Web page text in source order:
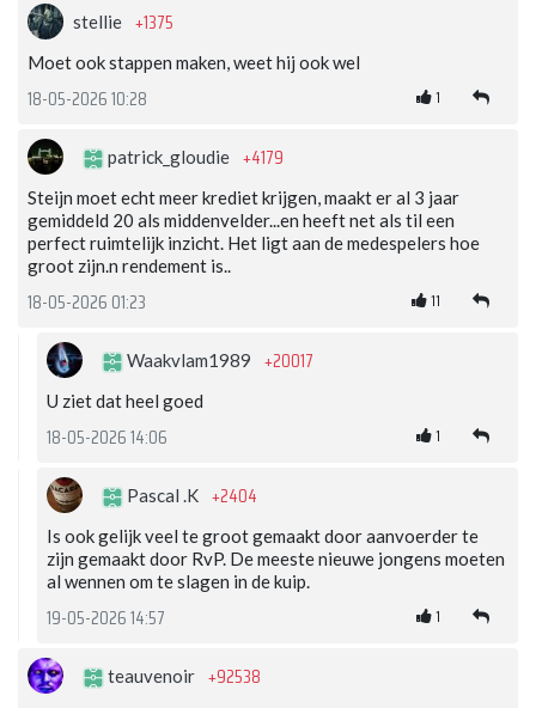
stellie +1375
Moet ook stappen maken, weet hij ook wel
18-05-2026 10:28 1
patrick_gloudie +4179
Steijn moet echt meer krediet krijgen, maakt er al 3 jaar
gemiddeld 20 als middenvelder...en heeft net als til een
perfect ruimtelijk inzicht. Het ligt aan de medespelers hoe
groot zijn.n rendement is..
18-05-2026 01:23 11
Waakvlam1989 +20017
U ziet dat heel goed
18-05-2026 14:06 1
Pascal .K +2404
Is ook gelijk veel te groot gemaakt door aanvoerder te
zijn gemaakt door RvP. De meeste nieuwe jongens moeten
al wennen om te slagen in de kuip.
19-05-2026 14:57 1
teauvenoir +92538